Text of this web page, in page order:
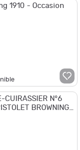
1910 - Occasion
CUIRASSIER N°6
BROWNING